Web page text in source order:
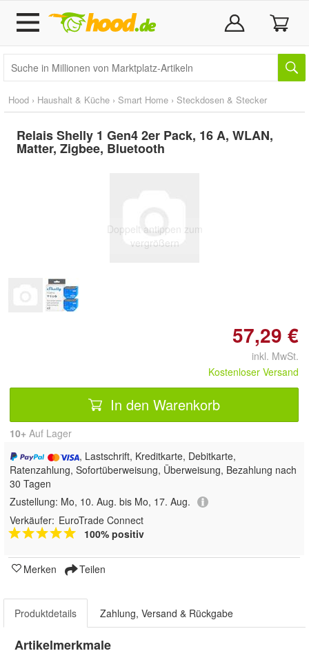
Hood › Haushalt & Küche › Smart Home › Steckdosen & Stecker
Relais Shelly 1 Gen4 2er Pack, 16 A, WLAN,
Matter, Zigbee, Bluetooth
Doppelt antippen zum
vergrößern
57,29 €
inkl. MwSt.
Kostenloser Versand
In den Warenkorb
10+ Auf Lager
, Lastschrift, Kreditkarte, Debitkarte,
Ratenzahlung, Sofortüberweisung, Überweisung, Bezahlung nach
30 Tagen
Zustellung: Mo, 10. Aug. bis Mo, 17. Aug.
Verkäufer: EuroTrade Connect
100% positiv
Merken Teilen
Produktdetails Zahlung, Versand & Rückgabe
Artikelmerkmale